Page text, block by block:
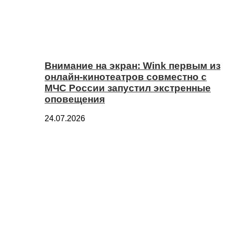
Внимание на экран: Wink первым из
онлайн-кинотеатров совместно с
МЧС России запустил экстренные
оповещения
24.07.2026